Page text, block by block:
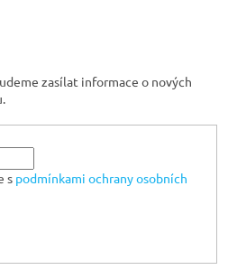
zasílat informace o nových
s podmínkami ochrany osobních